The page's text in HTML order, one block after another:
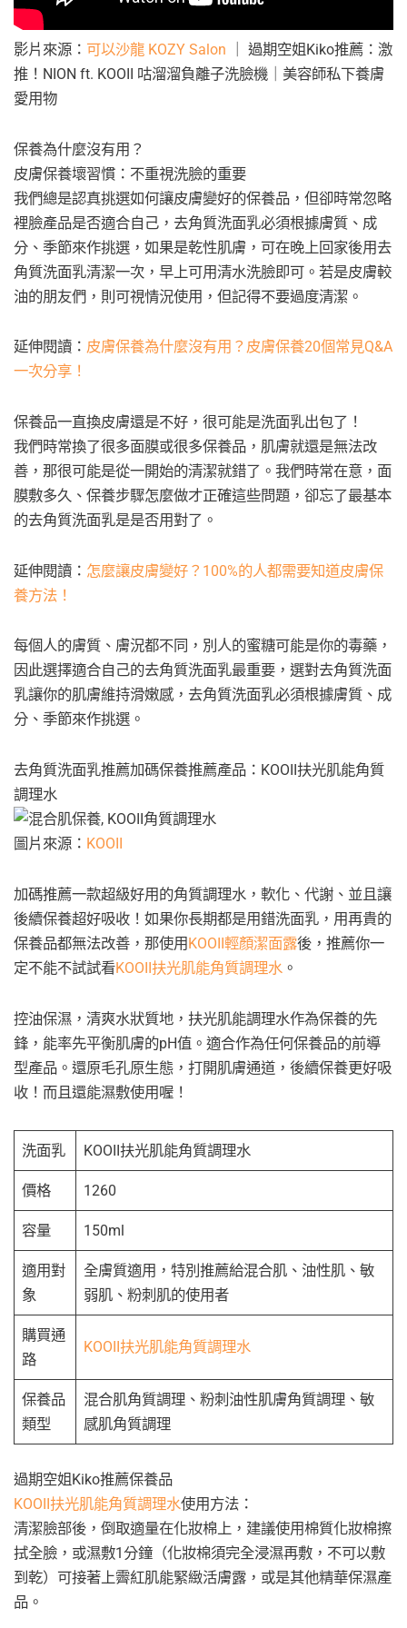
影片來源： 可以沙龍 KOZY Salon ｜ 過期空姐Kiko推薦：激
推！NION ft. KOOII 咕溜溜負離子洗臉機｜美容師私下養膚
愛用物
保養為什麼沒有用？
皮膚保養壞習慣：不重視洗臉的重要
我們總是認真挑選如何讓皮膚變好的保養品，但卻時常忽略
裡臉產品是否適合自己，去角質洗面乳必須根據膚質、成
分、季節來作挑選，如果是乾性肌膚，可在晚上回家後用去
角質洗面乳清潔一次，早上可用清水洗臉即可。若是皮膚較
油的朋友們，則可視情況使用，但記得不要過度清潔。
延伸閱讀： 皮膚保養為什麼沒有用？皮膚保養20個常見Q&A
一次分享！
保養品一直換皮膚還是不好，很可能是洗面乳出包了！
我們時常換了很多面膜或很多保養品，肌膚就還是無法改
善，那很可能是從一開始的清潔就錯了。我們時常在意，面
膜敷多久、保養步驟怎麼做才正確這些問題，卻忘了最基本
的去角質洗面乳是是否用對了。
延伸閱讀： 怎麼讓皮膚變好？100%的人都需要知道皮膚保
養方法！
每個人的膚質、膚況都不同，別人的蜜糖可能是你的毒藥，
因此選擇適合自己的去角質洗面乳最重要，選對去角質洗面
乳讓你的肌膚維持滑嫩感，去角質洗面乳必須根據膚質、成
分、季節來作挑選。
去角質洗面乳推薦加碼保養推薦產品：KOOII扶光肌能角質
調理水
圖片來源： KOOII
加碼推薦一款超級好用的角質調理水，軟化、代謝、並且讓
後續保養超好吸收！如果你長期都是用錯洗面乳，用再貴的
保養品都無法改善，那使用KOOII輕顏潔面露後，推薦你一
定不能不試試看KOOII扶光肌能角質調理水 。
控油保濕，清爽水狀質地，扶光肌能調理水作為保養的先
鋒，能率先平衡肌膚的pH值。適合作為任何保養品的前導
型產品。還原毛孔原生態，打開肌膚通道，後續保養更好吸
收！而且還能濕敷使用喔！
洗面乳 KOOII扶光肌能角質調理水
價格 1260
容量 150ml
適用對
象
全膚質適用，特別推薦給混合肌、油性肌、敏
弱肌、粉刺肌的使用者
購買通
路
KOOII扶光肌能角質調理水
保養品
類型
混合肌角質調理、粉刺油性肌膚角質調理、敏
感肌角質調理
過期空姐Kiko推薦保養品
KOOII扶光肌能角質調理水使用方法：
清潔臉部後，倒取適量在化妝棉上，建議使用棉質化妝棉擦
拭全臉，或濕敷1分鐘（化妝棉須完全浸濕再敷，不可以敷
到乾）可接著上霽紅肌能緊緻活膚露，或是其他精華保濕產
品。